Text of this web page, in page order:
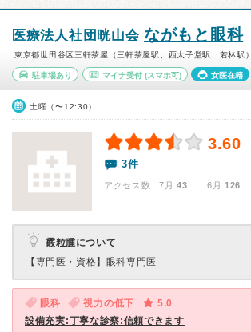
医療法人社団晄山会 ながもと眼科
東京都世田谷区三軒茶屋（三軒茶屋駅、西太子堂駅、若林駅）
駐車場あり マイナ受付(スマホ可) 女医在籍
土曜（〜12:30）
3.60
3件
アクセス数 7月:43 | 6月:126
霰粒腫について
【専門医・資格】 眼科専門医
眼科 視力の低下
5.0
設備充実:丁寧な診察:信頼できます